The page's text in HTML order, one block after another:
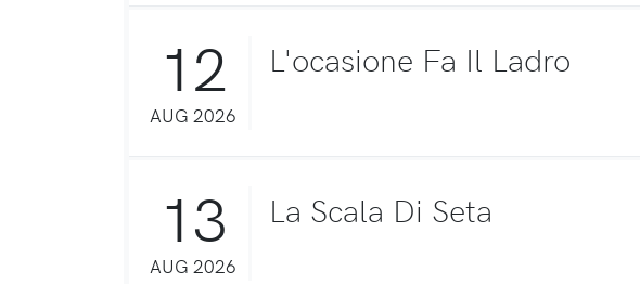
12
AUG 2026
L'ocasione Fa Il Ladro
13
AUG 2026
La Scala Di Seta